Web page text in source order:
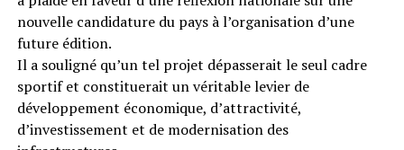
nouvelle candidature du pays à l’organisation d’une
future édition.
Il a souligné qu’un tel projet dépasserait le seul cadre
sportif et constituerait un véritable levier de
développement économique, d’attractivité,
d’investissement et de modernisation des